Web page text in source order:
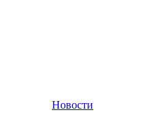
Новости